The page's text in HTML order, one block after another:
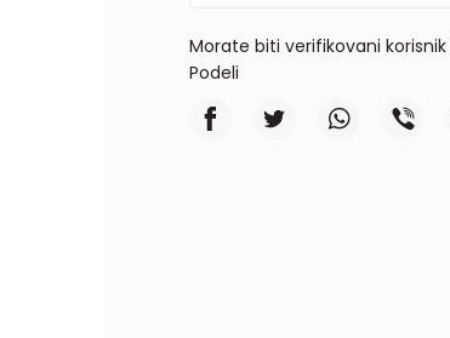
Morate biti verifikovani
Podeli